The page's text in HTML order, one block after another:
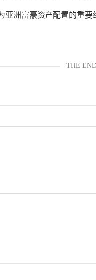
洲富豪资产配置的重要
THE END